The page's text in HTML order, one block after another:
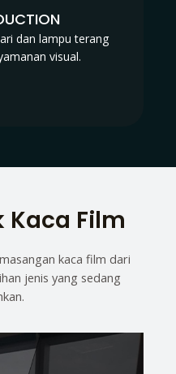
dan lampu terang
visual.
Kaca Film
kaca film dari
jenis yang sedang